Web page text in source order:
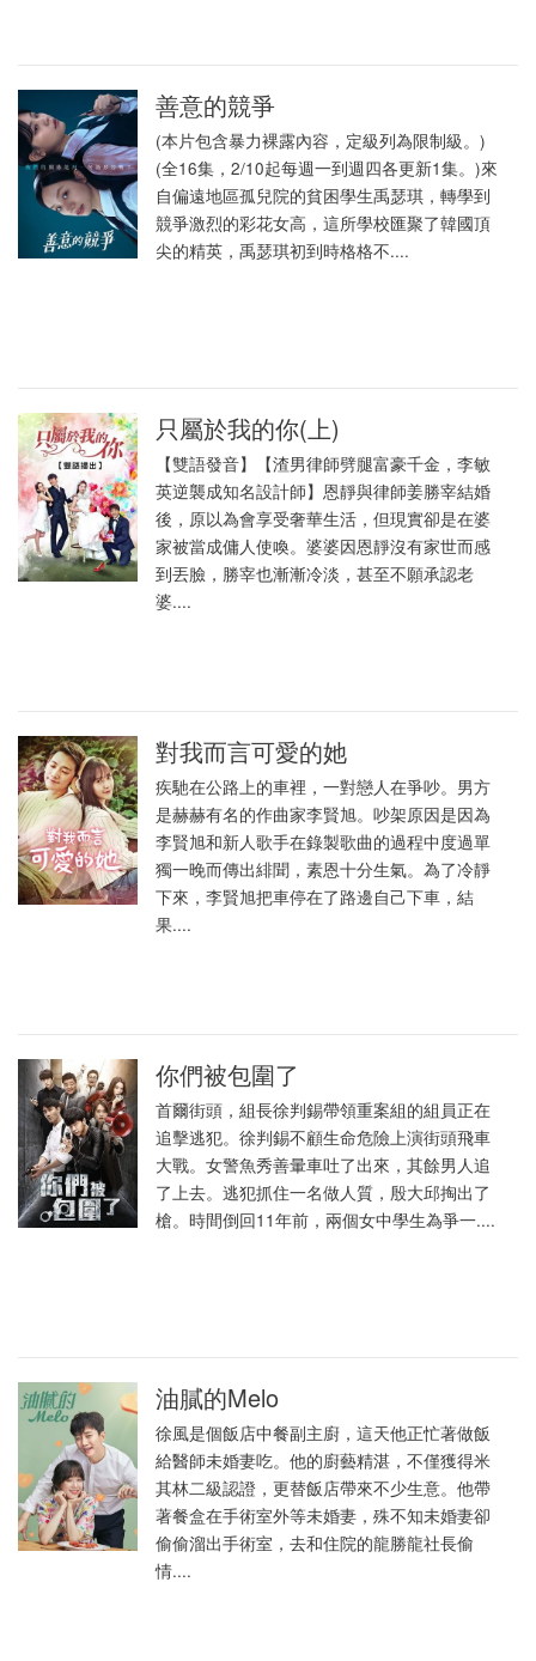
善意的競爭
(本片包含暴力裸露內容，定級列為限制級。)
(全16集，2/10起每週一到週四各更新1集。)來
自偏遠地區孤兒院的貧困學生禹瑟琪，轉學到
競爭激烈的彩花女高，這所學校匯聚了韓國頂
尖的精英，禹瑟琪初到時格格不....
只屬於我的你(上)
【雙語發音】【渣男律師劈腿富豪千金，李敏
英逆襲成知名設計師】恩靜與律師姜勝宰結婚
後，原以為會享受奢華生活，但現實卻是在婆
家被當成傭人使喚。婆婆因恩靜沒有家世而感
到丟臉，勝宰也漸漸冷淡，甚至不願承認老
婆....
對我而言可愛的她
疾馳在公路上的車裡，一對戀人在爭吵。男方
是赫赫有名的作曲家李賢旭。吵架原因是因為
李賢旭和新人歌手在錄製歌曲的過程中度過單
獨一晚而傳出緋聞，素恩十分生氣。為了冷靜
下來，李賢旭把車停在了路邊自己下車，結
果....
你們被包圍了
首爾街頭，組長徐判錫帶領重案組的組員正在
追擊逃犯。徐判錫不顧生命危險上演街頭飛車
大戰。女警魚秀善暈車吐了出來，其餘男人追
了上去。逃犯抓住一名做人質，殷大邱掏出了
槍。時間倒回11年前，兩個女中學生為爭一....
油膩的Melo
徐風是個飯店中餐副主廚，這天他正忙著做飯
給醫師未婚妻吃。他的廚藝精湛，不僅獲得米
其林二級認證，更替飯店帶來不少生意。他帶
著餐盒在手術室外等未婚妻，殊不知未婚妻卻
偷偷溜出手術室，去和住院的龍勝龍社長偷
情....